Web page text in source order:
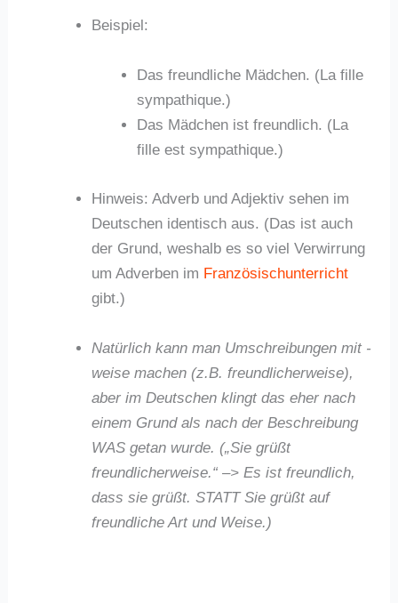
Beispiel:
Das freundliche Mädchen. (La fille
sympathique.)
Das Mädchen ist freundlich. (La
fille est sympathique.)
Hinweis: Adverb und Adjektiv sehen im
Deutschen identisch aus. (Das ist auch
der Grund, weshalb es so viel Verwirrung
um Adverben im Französischunterricht
gibt.)
Natürlich kann man Umschreibungen mit -
weise machen (z.B. freundlicherweise),
aber im Deutschen klingt das eher nach
einem Grund als nach der Beschreibung
WAS getan wurde. („Sie grüßt
freundlicherweise.“ –> Es ist freundlich,
dass sie grüßt. STATT Sie grüßt auf
freundliche Art und Weise.)